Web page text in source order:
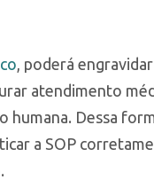
, poderá
atendimento
humana. Dessa
a SOP